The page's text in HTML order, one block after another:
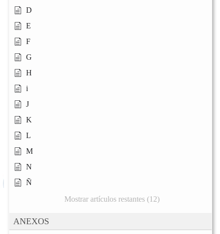
D
E
F
G
H
i
J
K
L
M
N
Ñ
Mostrar artículos restantes (12)
ANEXOS